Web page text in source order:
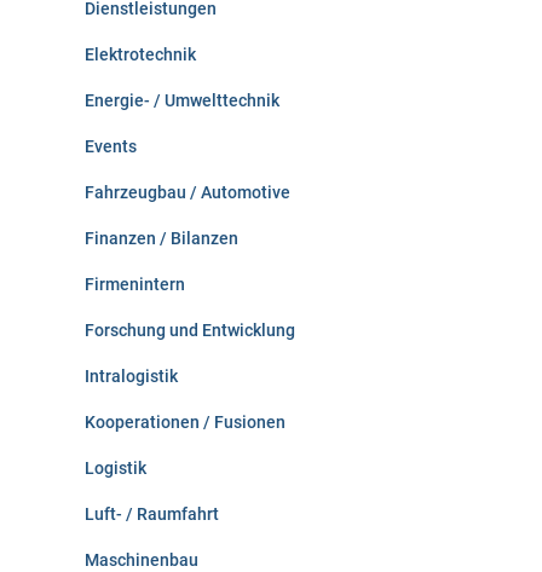
Dienstleistungen
Elektrotechnik
Energie- / Umwelttechnik
Events
Fahrzeugbau / Automotive
Finanzen / Bilanzen
Firmenintern
Forschung und Entwicklung
Intralogistik
Kooperationen / Fusionen
Logistik
Luft- / Raumfahrt
Maschinenbau